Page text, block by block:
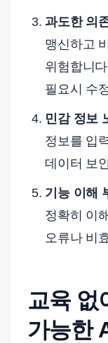
과도한 의
맹신하고
위험합니
필요시 수
민감 정보
정보를 입
데이터 보
기능 이해
정확히 이
오류나 비
교육 없
가능한